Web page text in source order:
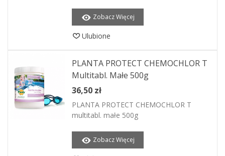
Zobacz Więcej
Ulubione
PLANTA PROTECT CHEMOCHLOR T
Multitabl. Małe 500g
36,50 zł
PLANTA PROTECT CHEMOCHLOR T
multitabl. małe 500g
Zobacz Więcej